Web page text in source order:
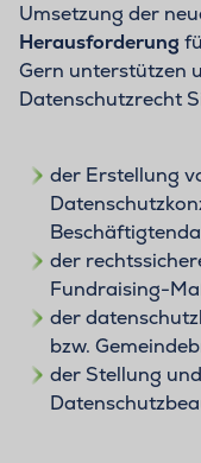
Umsetzung der
Herausforderung
Gern unterstützen
Datenschutzrecht
der Erstellung
der
Fundraising-
der
bzw.
der Stellung